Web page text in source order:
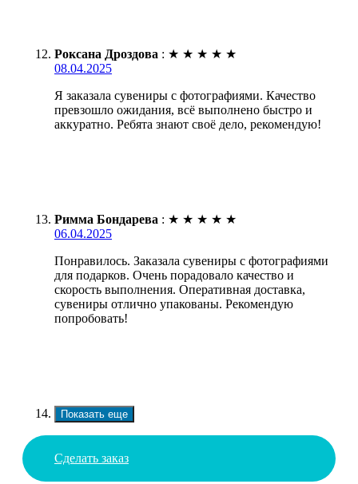
Роксана Дроздова : ★ ★ ★ ★ ★
08.04.2025
Я заказала сувениры с фотографиями. Качество
превзошло ожидания, всё выполнено быстро и
аккуратно. Ребята знают своё дело, рекомендую!
Римма Бондарева : ★ ★ ★ ★ ★
06.04.2025
Понравилось. Заказала сувениры с фотографиями
для подарков. Очень порадовало качество и
скорость выполнения. Оперативная доставка,
сувениры отлично упакованы. Рекомендую
попробовать!
Показать еще
Сделать заказ